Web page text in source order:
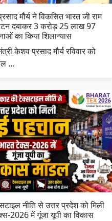
मौर्य ने विकसित भारत जी राम
दबाकर 3 करोड़ 25 लाख 97
का किया शिलान्यास
केशव प्रसाद मौर्य रविवार को
…
नीति से उत्तर प्रदेश को मिली
2026 में गूंजा यूपी का विकास